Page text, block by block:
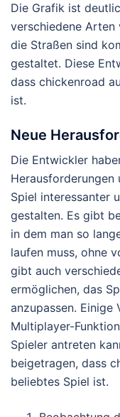
Die Grafik ist
verschiedene Arten
die Straßen sind
gestaltet. Diese
dass chickenroad
ist.
Neue
Die Entwickler
Spiel interessanter
gestalten. Es gibt
in dem man so
laufen muss, ohne
gibt auch
ermöglichen, das
anzupassen. Einige
Multiplayer-
Spieler antreten
beigetragen, dass
beliebtes Spiel ist.